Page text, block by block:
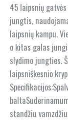
45 laipsnių
jungtis,
laipsnių kampu.
o kitas galas
slydimo jungties.
laipsniškesnio
standžiu